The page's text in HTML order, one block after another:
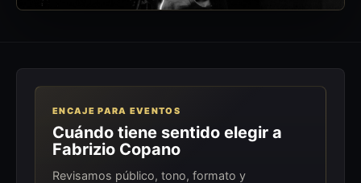
ENCAJE PARA EVENTOS
Cuándo tiene sentido elegir a
Fabrizio Copano
Revisamos público, tono, formato y